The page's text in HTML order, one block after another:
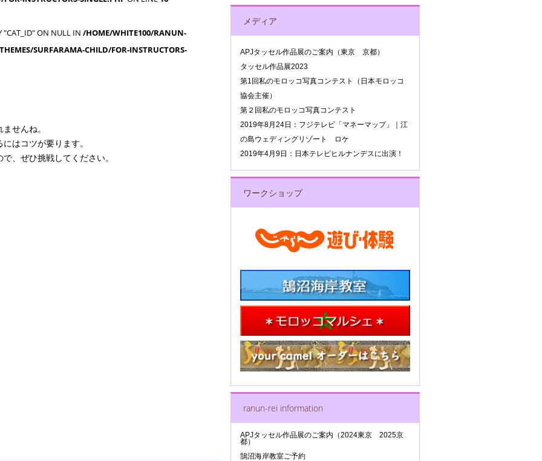
"CAT_ID" ON NULL IN/HOME/WHITE100/RANUN-
SURFARAMA-CHILD/FOR-INSTRUCTORS-
せんね。
はコツが要ります。
、ぜひ挑戦してください。
メディア
APJタッセル作品展のご案内（東京 京都）
タッセル作品展2023
第1回私のモロッコ写真コンテスト（日本モロッコ
協会主催）
第２回私のモロッコ写真コンテスト
2019年8月24日：フジテレビ「マネーマップ」｜江
の島ウェディングリゾート ロケ
2019年4月9日：日本テレビヒルナンデスに出演！
ワークショップ
ranun-rei information
APJタッセル作品展のご案内（2024東京 2025京
都）
鵠沼海岸教室ご予約